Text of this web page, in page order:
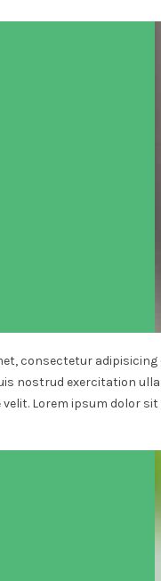
consectetur
nostrud exercitation
Lorem ipsum dolor